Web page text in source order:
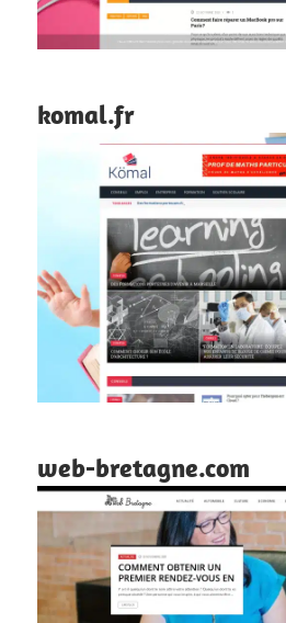
komal.fr
web-bretagne.com